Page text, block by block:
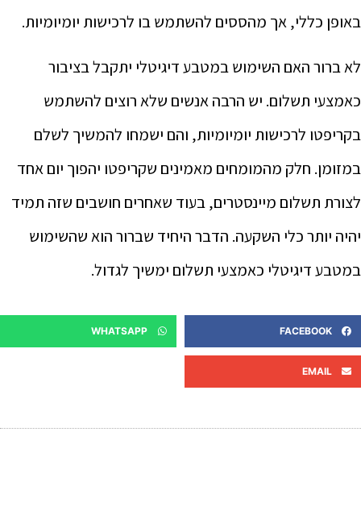
באופן כללי, אך מהססים להשתמש בו לרכישות יומיומיות.
לא ברור האם השימוש במטבע דיגיטלי יתקבל בציבור
כאמצעי תשלום. יש הרבה אנשים שלא רוצים להשתמש
בקריפטו לרכישות יומיומיות, והם ישמחו להמשיך לשלם
במזומן. חלק מהמומחים מאמינים שקריפטו יהפוך יום אחד
לצורת תשלום מיינסטרים, בעוד שאחרים חושבים שזה תמיד
יהיה יותר כלי השקעה. הדבר היחיד שברור הוא שהשימוש
במטבע דיגיטלי כאמצעי תשלום ימשיך לגדול.
FACEBOOK
WHATSAPP
EMAIL